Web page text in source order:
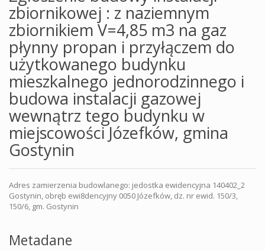
zbiornikowej : z naziemnym
zbiornikiem V=4,85 m3 na gaz
płynny propan i przyłączem do
użytkowanego budynku
mieszkalnego jednorodzinnego i
budowa instalacji gazowej
wewnątrz tego budynku w
miejscowości Józefków, gmina
Gostynin
Adres zamierzenia budowlanego: jedostka ewidencyjna 140402_2
Gostynin, obręb ewi8dencyjny 0050 Józefków, dz. nr ewid. 150/3,
150/6, gm. Gostynin
Metadane